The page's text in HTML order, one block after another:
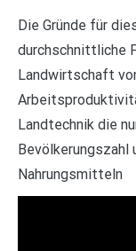
Die Gründe für
durchschnittliche
Landwirtschaft
Landtechnik die
Bevölkerungszahl
Nahrungsmitteln